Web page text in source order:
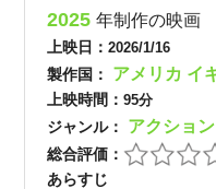
2025年制作の映画
上映日：2026/1/16
製作国： アメリカ イ
上映時間：95分
ジャンル： アクショ
総合評価：
あらすじ